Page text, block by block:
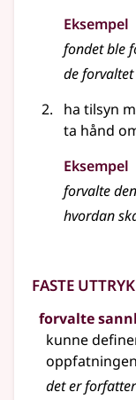
Eksempel
fondet ble
de
ha tilsyn
ta hånd
Eksempel
forvalte
hvordan
Faste
forvalte
kunne
det er